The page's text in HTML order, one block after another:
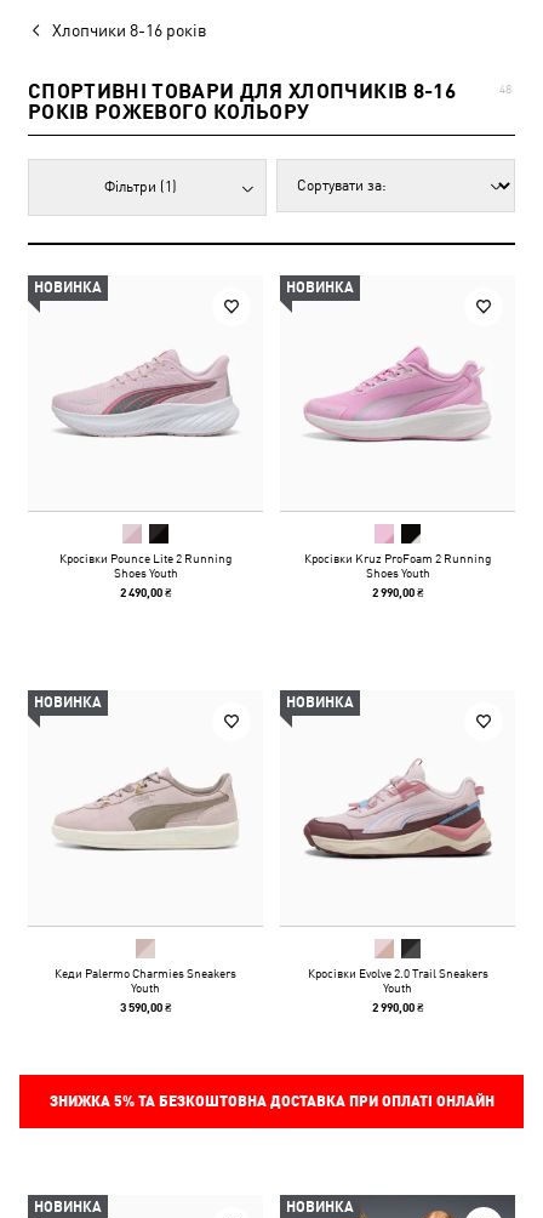
Хлопчики 8-16 років
СПОРТИВНІ ТОВАРИ ДЛЯ ХЛОПЧИКІВ 8-16
РОКІВ РОЖЕВОГО КОЛЬОРУ
48
Фільтри (1)
НОВИНКА
Кросівки Pounce Lite 2 Running
Shoes Youth
2 490,00 ₴
НОВИНКА
Кросівки Kruz ProFoam 2 Running
Shoes Youth
2 990,00 ₴
НОВИНКА
Кеди Palermo Charmies Sneakers
Youth
3 590,00 ₴
НОВИНКА
Кросівки Evolve 2.0 Trail Sneakers
Youth
2 990,00 ₴
ЗНИЖКА 5%ТА БЕЗКОШТОВНА ДОСТАВКА ПРИ ОПЛАТІ ОНЛАЙН
НОВИНКА НОВИНКА